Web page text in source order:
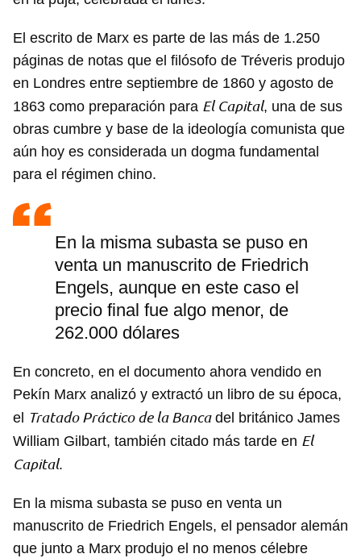
El escrito de Marx es parte de las más de 1.250
páginas de notas que el filósofo de Tréveris produjo
en Londres entre septiembre de 1860 y agosto de
1863 como preparación para El Capital, una de sus
obras cumbre y base de la ideología comunista que
aún hoy es considerada un dogma fundamental
para el régimen chino.
En la misma subasta se puso en
venta un manuscrito de Friedrich
Engels, aunque en este caso el
precio final fue algo menor, de
262.000 dólares
En concreto, en el documento ahora vendido en
Pekín Marx analizó y extractó un libro de su época,
el Tratado Práctico de la Bancadel británico James
William Gilbart, también citado más tarde en El
Capital.
En la misma subasta se puso en venta un
manuscrito de Friedrich Engels, el pensador alemán
que junto a Marx produjo el no menos célebre